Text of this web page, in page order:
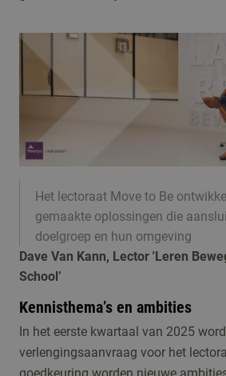
Het lectoraat Move to Be
gemaakte oplossingen die
doelgroep en hun omgeving
Dave Van Kann, Lector 'Leren
School’
Kennisthema’s en ambities
In het eerste kwartaal van 2025
verlengingsaanvraag voor het